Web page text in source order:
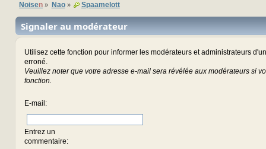
Noisen » Nao» Spaamelott
Signaler au modérateur
Utilisez cette fonction pour informer les modérateurs et administrateurs
erroné.
Veuillez noter que votre adresse e-mail sera révélée aux modérateurs si
fonction.
E-mail :
Entrez un
commentaire: